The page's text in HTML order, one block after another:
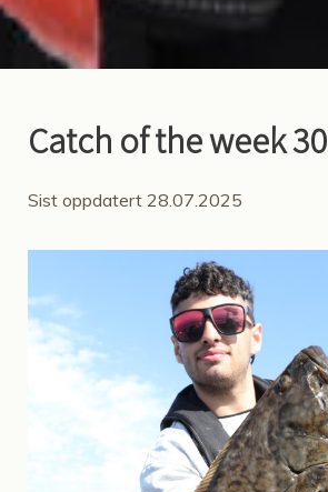
Catch of the week 30
Sist oppdatert 28.07.2025